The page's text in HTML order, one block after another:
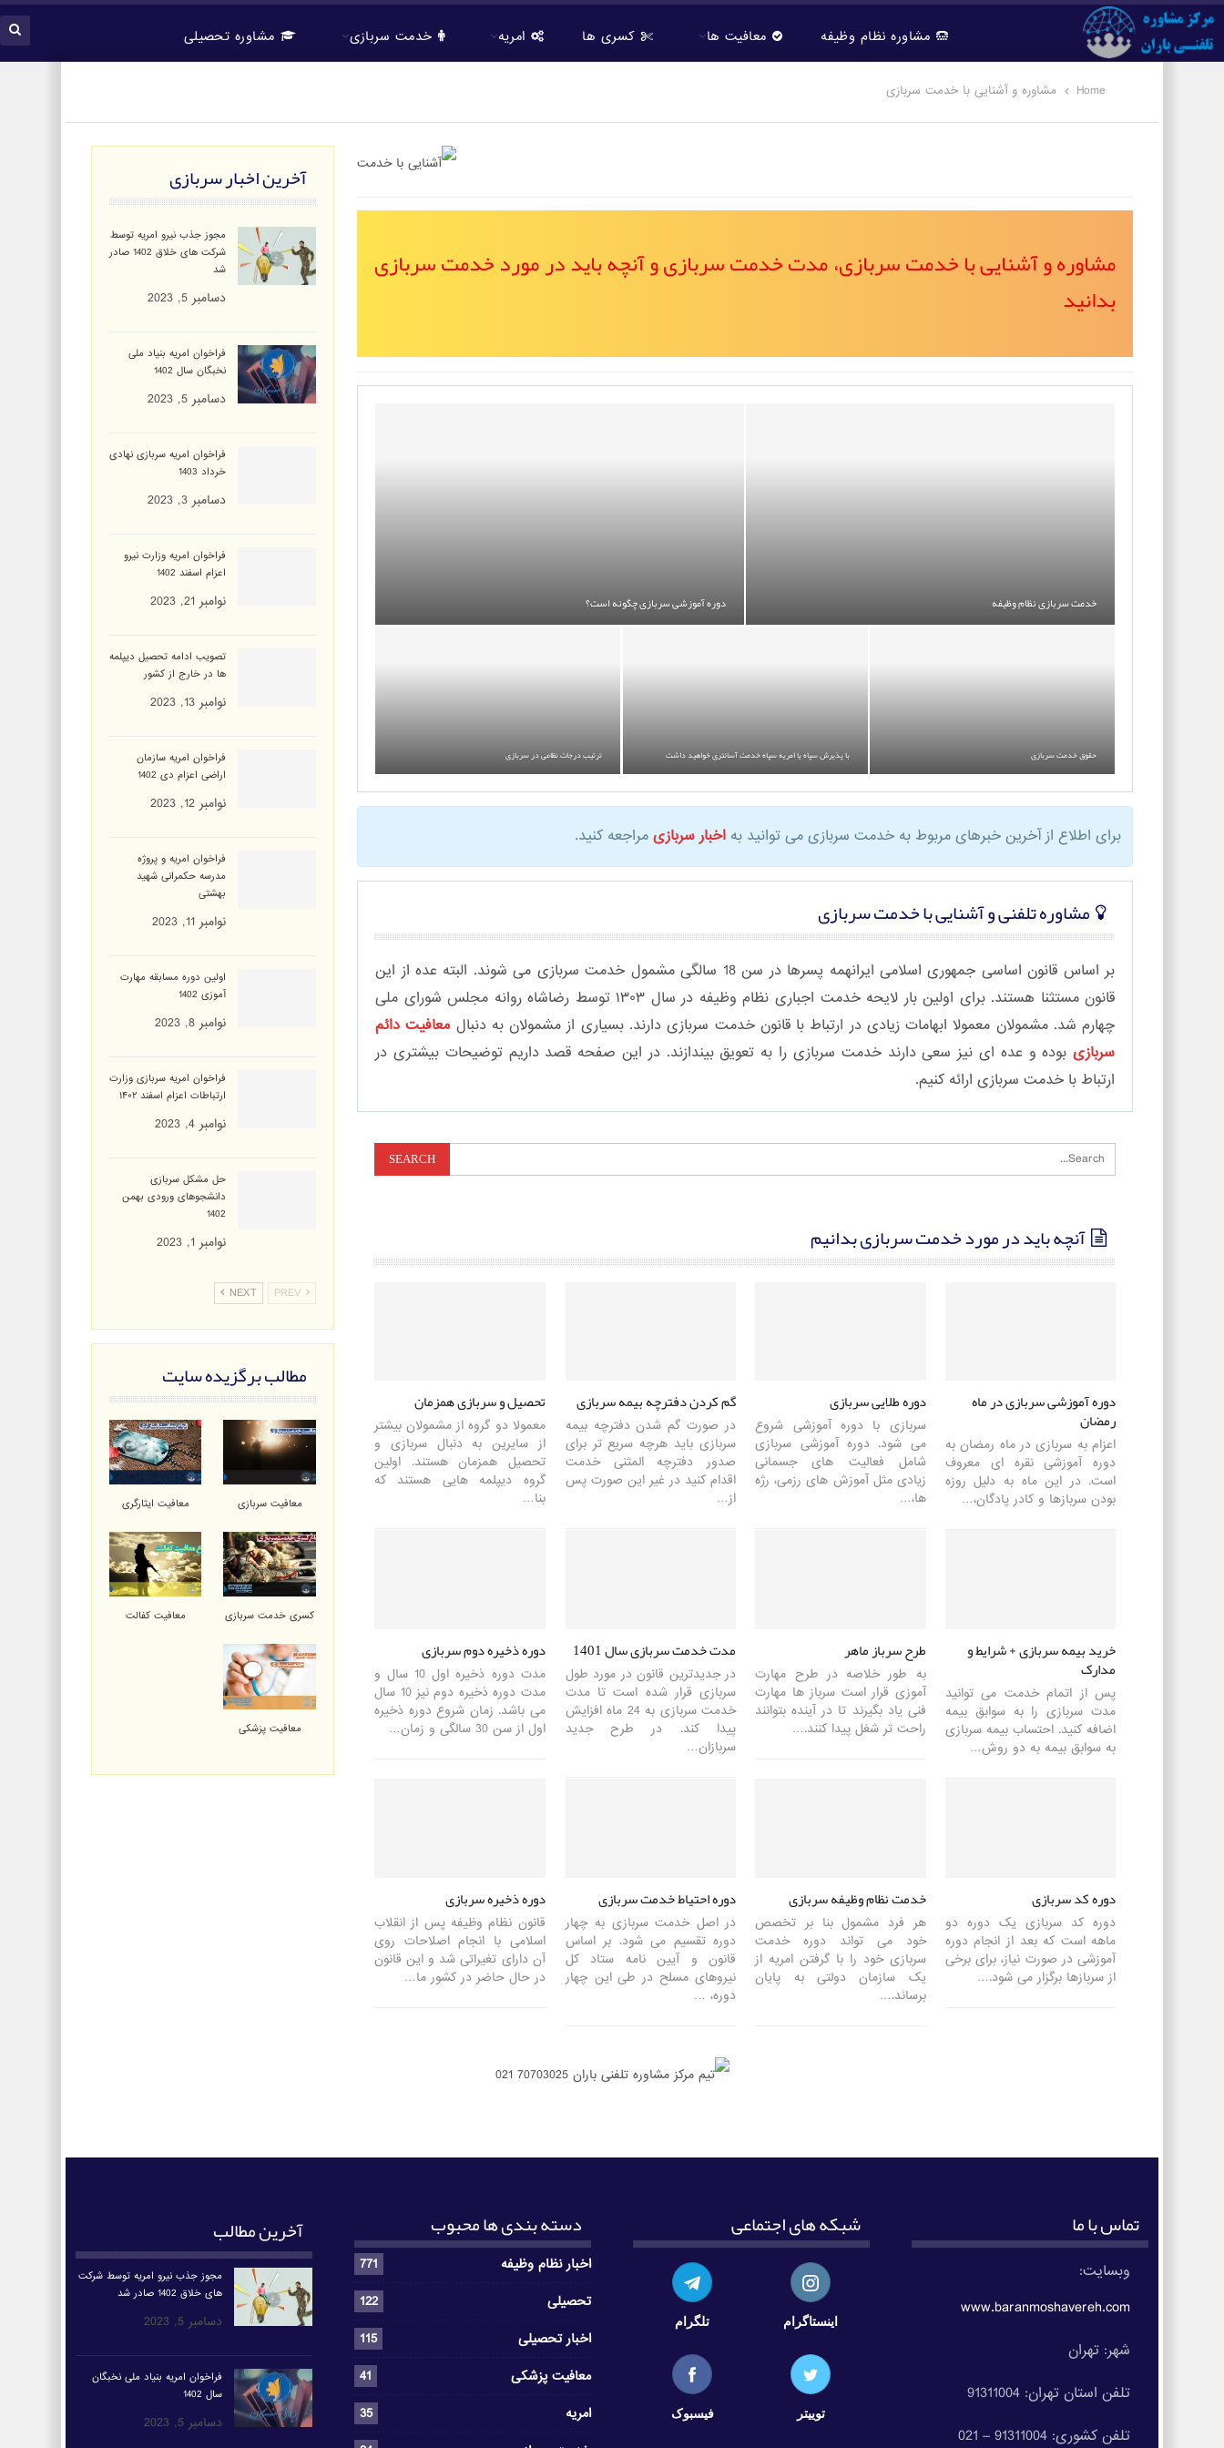
مشاوره نظام وظیفه معافیت ها کسری ها امریه خدمت سربازی مشاوره تحصیلی
Home مشاوره و آشنایی با خدمت سربازی
مشاوره و آشنایی با خدمت سربازی، مدت خدمت سربازی و آنچه باید در مورد خدمت سربازی
بدانید
خدمت سربازی نظام وظیفه دوره آموزشی سربازی چگونه است؟
حقوق خدمت سربازی با پذیرش سپاه یا امریه سپاه خدمت آسانتری خواهید داشت ترتیب درجات نظامی در سربازی
برای اطلاع از آخرین خبرهای مربوط به خدمت سربازی می توانید بهاخبار سربازی مراجعه کنید.
مشاوره تلفنی و آشنایی با خدمت سربازی
بر اساس قانون اساسی جمهوری اسلامی ایرانهمه پسرها در سن 18 سالگی مشمول خدمت سربازی می شوند. البته عده از این
قانون مستثنا هستند. برای اولین بار لایحه خدمت اجباری نظام وظیفه در سال ۱۳۰۳ توسط رضاشاه روانه مجلس شورای ملی
چهارم شد. مشمولان معمولا ابهامات زیادی در ارتباط با قانون خدمت سربازی دارند. بسیاری از مشمولان به دنبال معافیت دائم
سربازیبوده و عده ای نیز سعی دارند خدمت سربازی را به تعویق بیندازند. در این صفحه قصد داریم توضیحات بیشتری در
ارتباط با خدمت سربازی ارائه کنیم.
آنچه باید در مورد خدمت سربازی بدانیم
دوره آموزشی سربازی در ماه
رمضان
اعزام به سربازی در ماه رمضان به
دوره آموزشی نقره ای معروف
است. در این ماه به دلیل روزه
بودن سربازها و کادر پادگان،…
دوره طلایی سربازی
سربازی با دوره آموزشی شروع
می شود. دوره آموزشی سربازی
شامل فعالیت های جسمانی
زیادی مثل آموزش های رزمی، رژه
ها،…
گم کردن دفترچه بیمه سربازی
در صورت گم شدن دفترچه بیمه
سربازی باید هرچه سریع تر برای
صدور دفترچه المثنی خدمت
اقدام کنید در غیر این صورت پس
از…
تحصیل و سربازی همزمان
معمولا دو گروه از مشمولان بیشتر
از سایرین به دنبال سربازی و
تحصیل همزمان هستند. اولین
گروه دیپلمه هایی هستند که
بنا…
خرید بیمه سربازی + شرایط و
مدارک
پس از اتمام خدمت می توانید
مدت سربازی را به سوابق بیمه
اضافه کنید. احتساب بیمه سربازی
به سوابق بیمه به دو روش…
طرح سرباز ماهر
به طور خلاصه در طرح مهارت
آموزی قرار است سرباز ها مهارت
فنی یاد بگیرند تا در آینده بتوانند
راحت تر شغل پیدا کنند.…
مدت خدمت سربازی سال 1401
در جدیدترین قانون در مورد طول
سربازی قرار شده است تا مدت
خدمت سربازی به 24 ماه افزایش
پیدا کند. در طرح جدید
سربازان…
دوره ذخیره دوم سربازی
مدت دوره ذخیره اول 10 سال و
مدت دوره ذخیره دوم نیز 10 سال
می باشد. زمان شروع دوره ذخیره
اول از سن 30 سالگی و زمان…
دوره کد سربازی
دوره کد سربازی یک دوره دو
ماهه است که بعد از انجام دوره
آموزشی در صورت نیاز، برای برخی
از سربازها برگزار می شود.…
خدمت نظام وظیفه سربازی
هر فرد مشمول بنا بر تخصص
خود می تواند دوره خدمت
سربازی خود را با گرفتن امریه از
یک سازمان دولتی به پایان
برساند.…
دوره احتیاط خدمت سربازی
در اصل خدمت سربازی به چهار
دوره تقسیم می شود. بر اساس
قانون و آیین نامه ستاد کل
نیروهای مسلح در طی این چهار
دوره، …
دوره ذخیره سربازی
قانون نظام وظیفه پس از انقلاب
اسلامی با انجام اصلاحات روی
آن دارای تغیراتی شد و این قانون
در حال حاضر در کشور ما…
آخرین اخبار سربازی
مجوز جذب نیرو امریه توسط
شرکت های خلاق 1402 صادر
شد
دسامبر 5, 2023
فراخوان امریه بنیاد ملی
نخبگان سال 1402
دسامبر 5, 2023
فراخوان امریه سربازی نهادی
خرداد 1403
دسامبر 3, 2023
فراخوان امریه وزارت نیرو
اعزام اسفند 1402
نوامبر 21, 2023
تصویب ادامه تحصیل دیپلمه
ها در خارج از کشور
نوامبر 13, 2023
فراخوان امریه سازمان
اراضی اعزام دی 1402
نوامبر 12, 2023
فراخوان امریه و پروژه
مدرسه حکمرانی شهید
بهشتی
نوامبر 11, 2023
اولین دوره مسابقه مهارت
آموزی 1402
نوامبر 8, 2023
فراخوان امریه سربازی وزارت
ارتباطات اعزام اسفند ۱۴۰۲
نوامبر 4, 2023
حل مشکل سربازی
دانشجوهای ورودی بهمن
1402
نوامبر 1, 2023
NEXT
مطالب برگزیده سایت
معافیت سربازی معافیت ایثارگری
کسری خدمت سربازی معافیت کفالت
معافیت پزشکی
تماس با ما
وبسایت:
www.baranmoshavereh.com
شهر: تهران
تلفن استان تهران: 91311004
تلفن کشوری: 91311004 – 021
شبکه های اجتماعی
اینستاگرام تلگرام
توییتر فیسبوک
دسته بندی ها محبوب
اخبار نظام وظیفه
771
تحصیلی
122
اخبار تحصیلی
115
معافیت پزشکی
41
امریه
35
آخرین مطالب
مجوز جذب نیرو امریه توسط شرکت
های خلاق 1402 صادر شد
دسامبر 5, 2023
فراخوان امریه بنیاد ملی نخبگان
سال 1402
دسامبر 5, 2023